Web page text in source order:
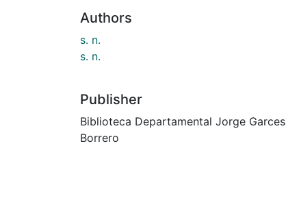
Authors
s. n.
s. n.
Publisher
Biblioteca Departamental Jorge Garces
Borrero